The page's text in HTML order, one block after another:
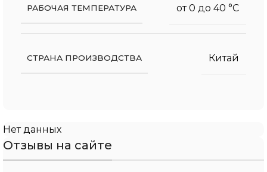
РАБОЧАЯ ТЕМПЕРАТУРА от 0 до 40 °С
СТРАНА ПРОИЗВОДСТВА Китай
Нет данных
Отзывы на сайте